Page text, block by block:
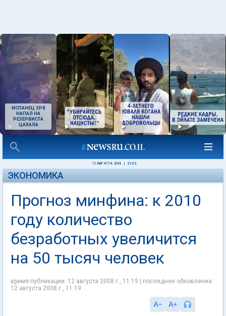
ИСПАНЕЦ ЗРЯ
НАПАЛ НА
РЕЗЕРВИСТА
ЦАХАЛА
12 АВГУСТА 2008 21:03
ЭКОНОМИКА
Прогноз минфина: к 2010
году количество
безработных увеличится
на 50 тысяч человек
время публикации: 12 августа 2008 г., 11:19 | последнее обновление:
12 августа 2008 г., 11:19